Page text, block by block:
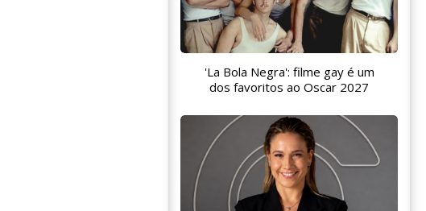
'La Bola Negra': filme gay é um
dos favoritos ao Oscar 2027